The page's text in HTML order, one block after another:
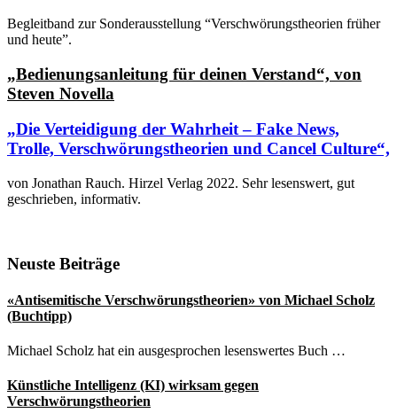
Begleitband zur Sonderausstellung “Verschwörungstheorien früher
und heute”.
„Bedienungsanleitung für deinen Verstand“, von
Steven Novella
„Die Verteidigung der Wahrheit – Fake News,
Trolle, Verschwörungstheorien und Cancel Culture“,
von Jonathan Rauch. Hirzel Verlag 2022. Sehr lesenswert, gut
geschrieben, informativ.
Seitenspalte
Neuste Beiträge
«Antisemitische Verschwörungstheorien» von Michael Scholz
(Buchtipp)
Michael Scholz hat ein ausgesprochen lesenswertes Buch …
Künstliche Intelligenz (KI) wirksam gegen
Verschwörungstheorien